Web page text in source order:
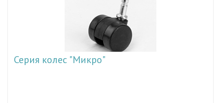
Серия колес "Микро"